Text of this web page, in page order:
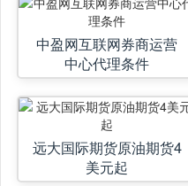
中盈网互联网券商运营
中心代理条件
远大国际期货原油期货4
美元起